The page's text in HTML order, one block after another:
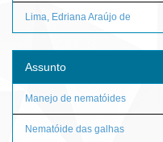
Lima, Edriana Araújo de
Assunto
Manejo de nematóides
Nematóide das galhas